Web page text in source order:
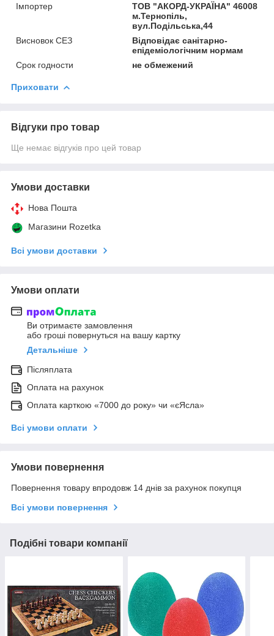
Імпортер
ТОВ "АКОРД-УКРАЇНА" 46008
м.Тернопіль,
вул.Подільська,44
Висновок СЕЗ
Відповідає санітарно-
епідеміологічним нормам
Срок годности
не обмежений
Приховати
Відгуки про товар
Ще немає відгуків про цей товар
Умови доставки
Нова Пошта
Магазини Rozetka
Всі умови доставки
Умови оплати
Ви отримаєте замовлення
або гроші повернуться на вашу картку
Детальніше
Післяплата
Оплата на рахунок
Оплата карткою «7000 до року» чи «єЯсла»
Всі умови оплати
Умови повернення
Повернення товару впродовж 14 днів за рахунок покупця
Всі умови повернення
Подібні товари компанії